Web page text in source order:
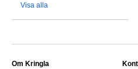
Visa alla
Om Kringla